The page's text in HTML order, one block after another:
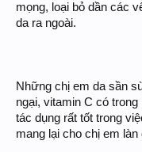
mọng, loại bỏ dần các
da ra ngoài.
Những chị em da sần
ngại, vitamin C có
tác dụng rất tốt trong
mang lại cho chị em